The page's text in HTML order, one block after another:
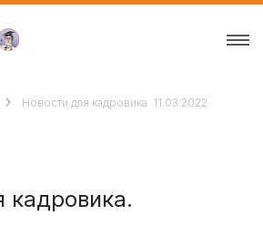
Новости для кадровика. 11.03.2022
кадровика.